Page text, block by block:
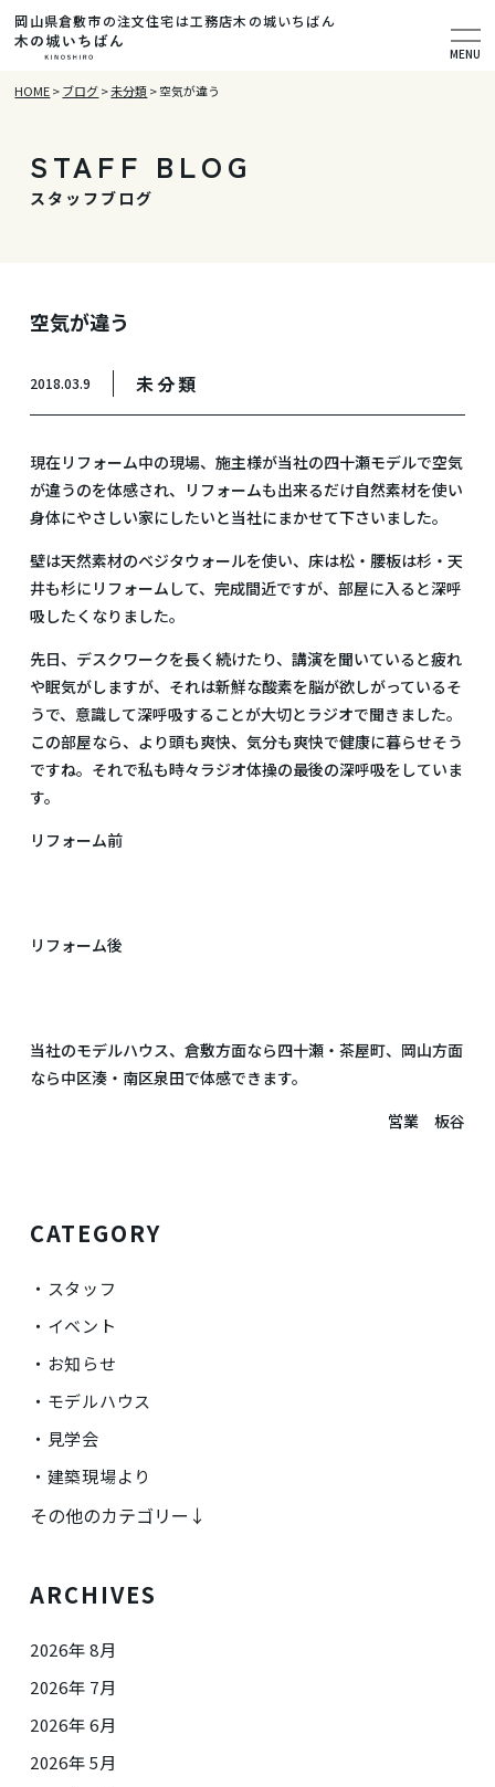
岡山県倉敷市の注文住宅は工務店木の城いちばん
MENU
HOME>ブログ>未分類>空気が違う
STAFF BLOG
スタッフブログ
空気が違う
2018.03.9 未分類
現在リフォーム中の現場、施主様が当社の四十瀬モデルで空気
が違うのを体感され、リフォームも出来るだけ自然素材を使い
身体にやさしい家にしたいと当社にまかせて下さいました。
壁は天然素材のベジタウォールを使い、床は松・腰板は杉・天
井も杉にリフォームして、完成間近ですが、部屋に入ると深呼
吸したくなりました。
先日、デスクワークを長く続けたり、講演を聞いていると疲れ
や眠気がしますが、それは新鮮な酸素を脳が欲しがっているそ
うで、意識して深呼吸することが大切とラジオで聞きました。
この部屋なら、より頭も爽快、気分も爽快で健康に暮らせそう
ですね。それで私も時々ラジオ体操の最後の深呼吸をしていま
す。
リフォーム前
リフォーム後
当社のモデルハウス、倉敷方面なら四十瀬・茶屋町、岡山方面
なら中区湊・南区泉田で体感できます。
営業 板谷
CATEGORY
スタッフ
イベント
お知らせ
モデルハウス
見学会
建築現場より
その他のカテゴリー↓
ARCHIVES
2026年 8月
2026年 7月
2026年 6月
2026年 5月